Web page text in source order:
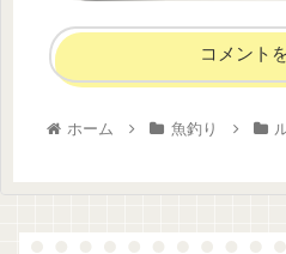
コメント
ホーム 魚釣り